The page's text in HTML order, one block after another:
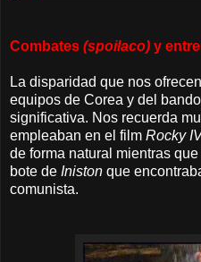
Combates (spoilaco) y
La disparidad que nos
equipos de Corea y del
significativa. Nos recuerda
empleaban en el film Rocky
de forma natural mientras que
bote de Iniston que
comunista.